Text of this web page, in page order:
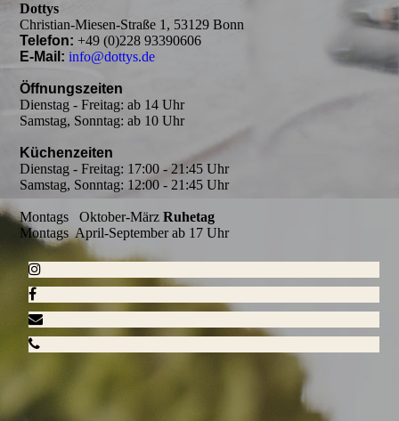
Dottys
Christian-Miesen-Straße 1, 53129 Bonn
Telefon:+49 (0)228 93390606
E-Mail:info@dottys.de
Öffnungszeiten
Dienstag - Freitag: ab 14 Uhr
Samstag, Sonntag: ab 10 Uhr
Küchenzeiten
Dienstag - Freitag: 17:00 - 21:45 Uhr
Samstag, Sonntag: 12:00 - 21:45 Uhr
Montags Oktober-MärzRuhetag
Montags April-September ab 17 Uhr